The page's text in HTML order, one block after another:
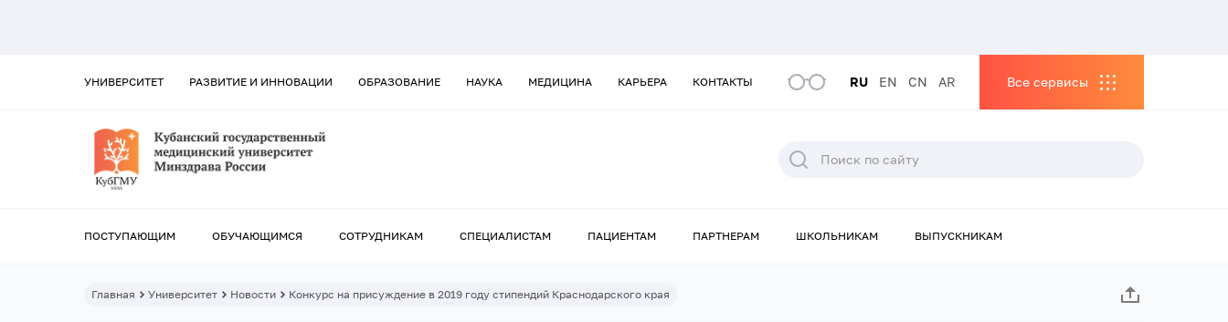
УНИВЕРСИТЕТ РАЗВИТИЕ И ИННОВАЦИИ ОБРАЗОВАНИЕ НАУКА МЕДИЦИНА КАРЬЕРА КОНТАКТЫ RU EN CN AR Все сервисы
ПОСТУПАЮЩИМ ОБУЧАЮЩИМСЯ СОТРУДНИКАМ СПЕЦИАЛИСТАМ ПАЦИЕНТАМ ПАРТНЕРАМ ШКОЛЬНИКАМ ВЫПУСКНИКАМ
Главная Университет Новости Конкурс на присуждение в 2019 году стипендий Краснодарского края